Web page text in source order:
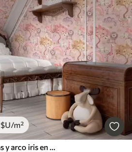
$U/m²
Cachorros de león, jirafas y arco iris en un bosque de colores pastel